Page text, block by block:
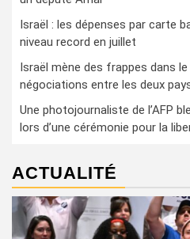
Israël : les dépenses par carte
niveau record en juillet
Israël mène des frappes dans
négociations entre les deux
Une photojournaliste de l’AFP
lors d’une cérémonie pour la
ACTUALITÉ